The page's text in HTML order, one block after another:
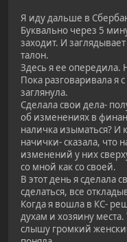
Я иду дальше в
Буквально через 5
заходит. И
талон.
Здесь я ее опередила.
Пока разговаривала я
заглянула.
Сделала свои дела-
об изменениях в
наличка изыматься? И
начички- сказала, что
изменений у них
со мной как со своей.
В этот день я сделала
сделаться, все
Когда я вошла в КС-
духам и хозяину
слышу громкий